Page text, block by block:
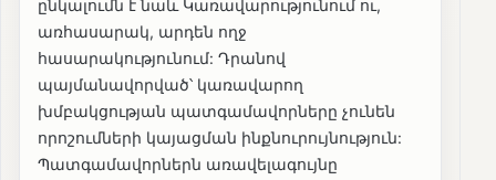
ընկալումն է նաև Կառավարությունում ու,
առհասարակ, արդեն ողջ
հասարակությունում: Դրանով
պայմանավորված՝ կառավարող
խմբակցության պատգամավորները չունեն
որոշումների կայացման ինքնուրույնություն:
Պատգամավորներն առավելագույնը